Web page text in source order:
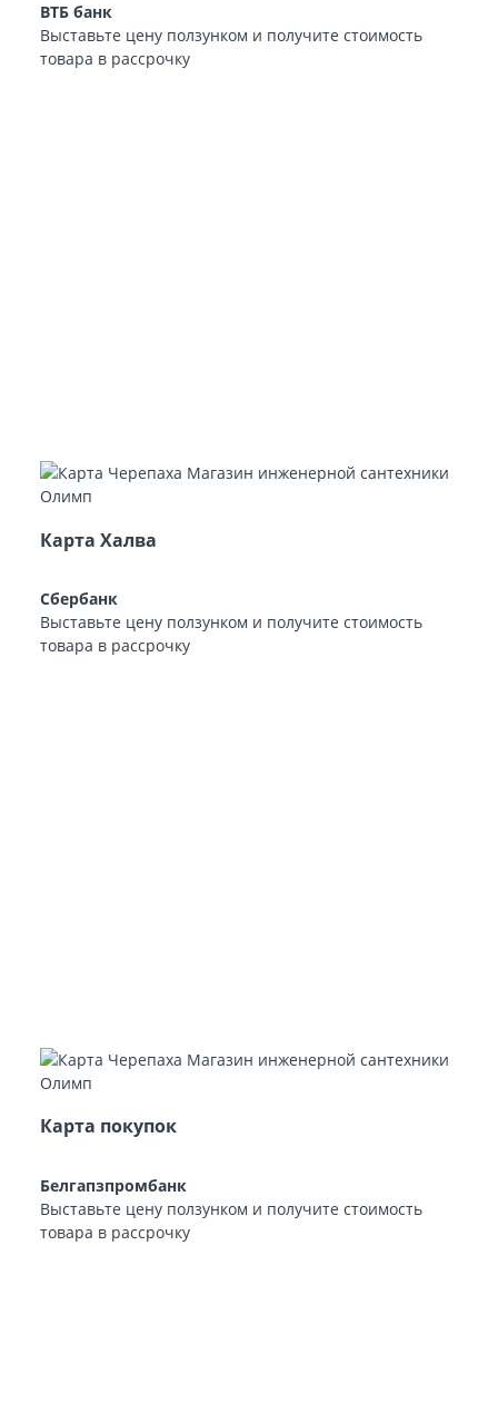
ВТБ банк
Выставьте цену ползунком и получите стоимость
товара в рассрочку
Карта Халва
Сбербанк
Выставьте цену ползунком и получите стоимость
товара в рассрочку
Карта покупок
Белгапзпромбанк
Выставьте цену ползунком и получите стоимость
товара в рассрочку